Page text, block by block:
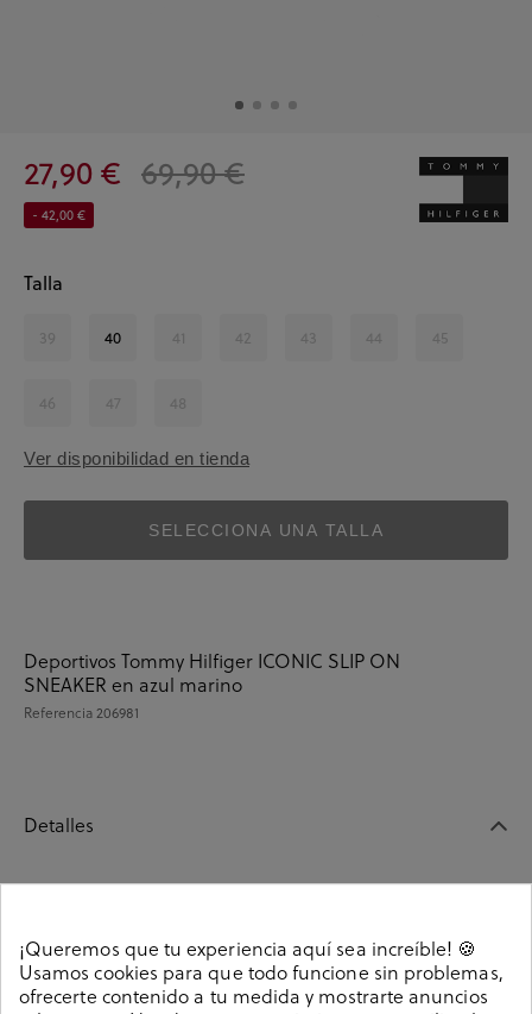
27,90 € 69,90 €
- 42,00 €
Talla
39 40 41 42 43 44 45
46 47 48
Ver disponibilidad en tienda
SELECCIONA UNA TALLA
Deportivos Tommy Hilfiger ICONIC SLIP ON
SNEAKER en azul marino
Referencia206981
Detalles
extraible.
Referencia206981
¡Queremos que tu experiencia aquí sea increíble! 🍪
Usamos cookies para que todo funcione sin problemas,
ofrecerte contenido a tu medida y mostrarte anuncios